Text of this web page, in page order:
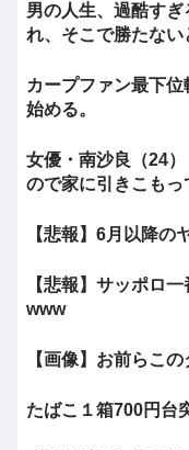
男の人生、過酷す
れ、そこで勝たな
カープファン最下
始める。
女優・南沙良（24
ので家に引きこもっ
【悲報】6月以降
【悲報】サッポロ
www
【画像】お前らこ
たばこ１箱700円台